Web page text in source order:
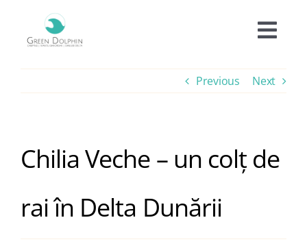
content
Oferte
Experiențe
Previous Next
Chilia Veche – un colț de
rai în Delta Dunării